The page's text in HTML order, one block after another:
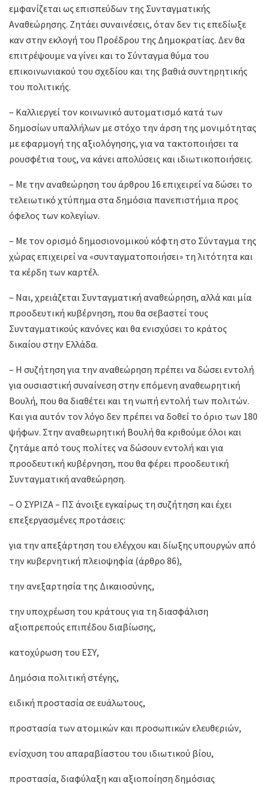
εμφανίζεται ως επισπεύδων της Συνταγματικής
Αναθεώρησης. Ζητάει συναινέσεις, όταν δεν τις επεδίωξε
καν στην εκλογή του Προέδρου της Δημοκρατίας. Δεν θα
επιτρέψουμε να γίνει και το Σύνταγμα θύμα του
επικοινωνιακού του σχεδίου και της βαθιά συντηρητικής
του πολιτικής.
– Καλλιεργεί τον κοινωνικό αυτοματισμό κατά των
δημοσίων υπαλλήλων με στόχο την άρση της μονιμότητας
με εφαρμογή της αξιολόγησης, για να τακτοποιήσει τα
ρουσφέτια τους, να κάνει απολύσεις και ιδιωτικοποιήσεις.
– Με την αναθεώρηση του άρθρου 16 επιχειρεί να δώσει το
τελειωτικό χτύπημα στα δημόσια πανεπιστήμια προς
όφελος των κολεγίων.
– Με τον ορισμό δημοσιονομικού κόφτη στο Σύνταγμα της
χώρας επιχειρεί να «συνταγματοποιήσει» τη λιτότητα και
τα κέρδη των καρτέλ.
– Ναι, χρειάζεται Συνταγματική αναθεώρηση, αλλά και μία
προοδευτική κυβέρνηση, που θα σεβαστεί τους
Συνταγματικούς κανόνες και θα ενισχύσει το κράτος
δικαίου στην Ελλάδα.
– Η συζήτηση για την αναθεώρηση πρέπει να δώσει εντολή
για ουσιαστική συναίνεση στην επόμενη αναθεωρητική
Βουλή, που θα διαθέτει και τη νωπή εντολή των πολιτών.
Και για αυτόν τον λόγο δεν πρέπει να δοθεί το όριο των 180
ψήφων. Στην αναθεωρητική Βουλή θα κριθούμε όλοι και
ζητάμε από τους πολίτες να δώσουν εντολή και για
προοδευτική κυβέρνηση, που θα φέρει προοδευτική
Συνταγματική αναθεώρηση.
– Ο ΣΥΡΙΖΑ – ΠΣ άνοιξε εγκαίρως τη συζήτηση και έχει
επεξεργασμένες προτάσεις:
για την απεξάρτηση του ελέγχου και δίωξης υπουργών από
την κυβερνητική πλειοψηφία (άρθρο 86),
την ανεξαρτησία της Δικαιοσύνης,
την υποχρέωση του κράτους για τη διασφάλιση
αξιοπρεπούς επιπέδου διαβίωσης,
κατοχύρωση του ΕΣΥ,
Δημόσια πολιτική στέγης,
ειδική προστασία σε ευάλωτους,
προστασία των ατομικών και προσωπικών ελευθεριών,
ενίσχυση του απαραβίαστου του ιδιωτικού βίου,
προστασία, διαφύλαξη και αξιοποίηση δημόσιας